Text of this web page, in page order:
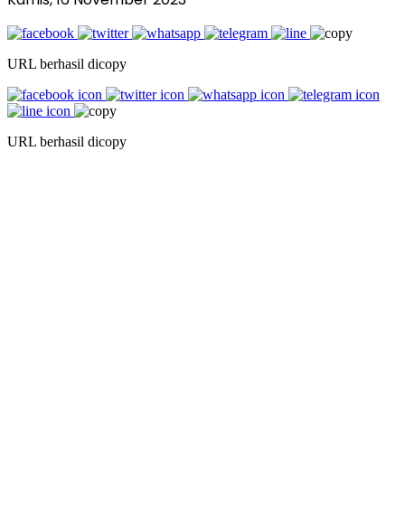
URL berhasil dicopy
URL berhasil dicopy